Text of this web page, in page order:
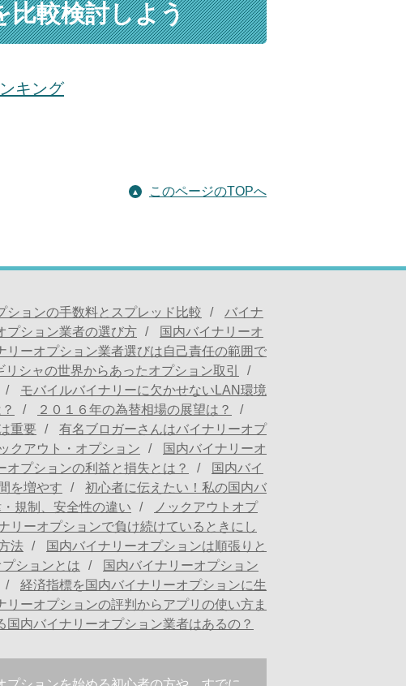
比較検討しよう
キング
このページのTOPへ
ションの手数料とスプレッド比較
バイナ
プション業者の選び方
国内バイナリーオ
リーオプション業者選びは自己責任の範囲で
リシャの世界からあったオプション取引
モバイルバイナリーに欠かせないLAN環境
２０１６年の為替相場の展望は？
重要
有名ブロガーさんはバイナリーオプ
クアウト・オプション
国内バイナリーオ
オプションの利益と損失とは？
国内バイ
を増やす
初心者に伝えたい！私の国内バ
規制、安全性の違い
ノックアウトオプ
リーオプションで負け続けているときにし
法
国内バイナリーオプションは順張りと
ションとは
国内バイナリーオプション
経済指標を国内バイナリーオプションに生
リーオプションの評判からアプリの使い方ま
国内バイナリーオプション業者はあるの？